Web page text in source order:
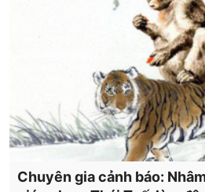
Chuyên gia cảnh báo: